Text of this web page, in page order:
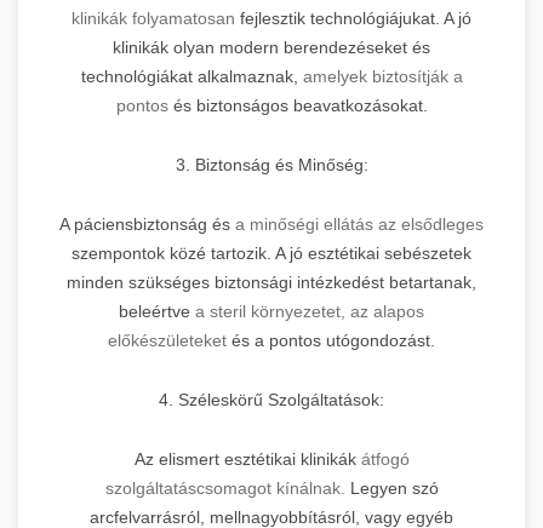
klinikák folyamatosan fejlesztik technológiájukat. A jó
klinikák olyan modern berendezéseket és
technológiákat alkalmaznak, amelyek biztosítják a
pontosés biztonságos beavatkozásokat.
3. Biztonság és Minőség:
A páciensbiztonság és a minőségi ellátás az elsődleges
szempontok közé tartozik. A jó esztétikai sebészetek
minden szükséges biztonsági intézkedést betartanak,
beleértve a steril környezetet, az alapos
előkészületeket és a pontos utógondozást.
4. Széleskörű Szolgáltatások:
Az elismert esztétikai klinikákátfogó
szolgáltatáscsomagot kínálnak. Legyen szó
arcfelvarrásról, mellnagyobbításról, vagy egyéb